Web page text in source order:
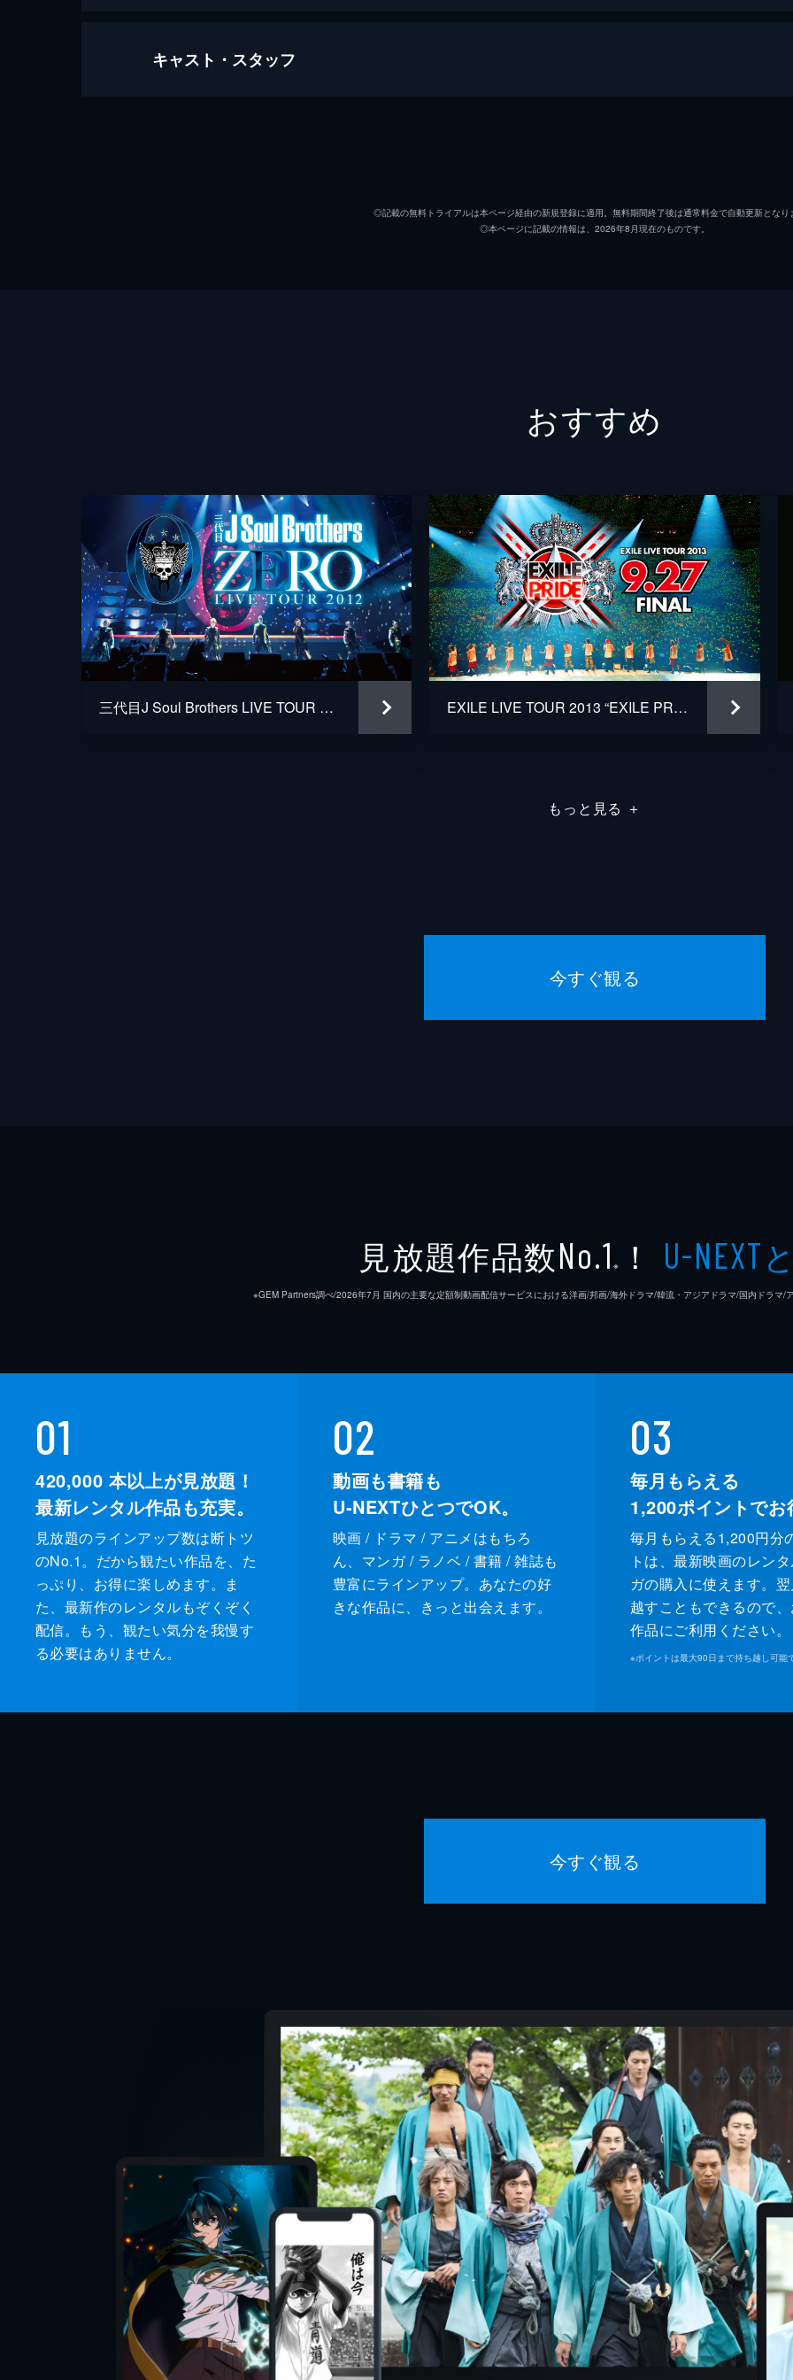
EXILE LIVE TOUR 2015 ”AMAZING WORLD”
キャスト・スタッフ
松本利夫
EXILE AKIRA
橘ケンチ
EXILE TETSUYA
EXILE NESMITH
EXILE SHOKICHI
◎記載の無料トライアルは本ページ経由の新規登録に適用。無料期間終了後は通常料金で自動更新となり
◎本ページに記載の情報は、2026年8月現在のものです。
おすすめ
三代目J Soul Brothers LIVE TOUR 2012 「0～ZERO～」 EXILE LIVE TOUR 2013 “EXILE PRIDE” 9.27 FINAL
もっと見る ＋
今すぐ観る
見放題作品数No.1 ※ ！ U-NEXT
※GEM Partners調べ/2026年7⽉ 国内の主要な定額制動画配信サービスにおける洋画/邦画/海外ドラマ/韓流・アジアドラマ/国内ドラマ/
01
420,000 本以上が見放題！
最新レンタル作品も充実。
見放題のラインアップ数は断トツ
のNo.1。だから観たい作品を、た
っぷり、お得に楽しめます。ま
た、最新作のレンタルもぞくぞく
配信。もう、観たい気分を我慢す
る必要はありません。
02
動画も書籍も
U-NEXTひとつでOK。
映画 / ドラマ / アニメはもちろ
ん、マンガ / ラノベ / 書籍 / 雑誌も
豊富にラインアップ。あなたの好
きな作品に、きっと出会えます。
03
毎月もらえる
1,200ポイントでお
毎月もらえる1,200円分
トは、最新映画のレン
ガの購入に使えます。
越すこともできるので
作品にご利用ください。
※ポイントは最大90日まで持ち越し可能
今すぐ観る